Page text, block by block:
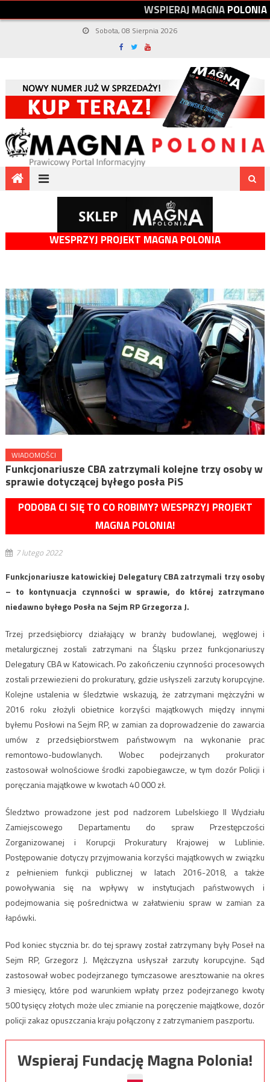
WSPIERAJMAGNAPOLONIA
Sobota, 08 Sierpnia 2026
WESPRZYJ PROJEKT MAGNA POLONIA
WIADOMOŚCI
Funkcjonariusze CBA zatrzymali kolejne trzy osoby w
sprawie dotyczącej byłego posła PiS
PODOBA CI SIĘ TO CO ROBIMY? WESPRZYJ PROJEKT
MAGNA POLONIA!
7 lutego 2022
Funkcjonariusze katowickiej Delegatury CBA zatrzymali trzy osoby
– to kontynuacja czynności w sprawie, do której zatrzymano
niedawno byłego Posła na Sejm RP Grzegorza J.
Trzej przedsiębiorcy działający w branży budowlanej, węglowej i
metalurgicznej zostali zatrzymani na Śląsku przez funkcjonariuszy
Delegatury CBA w Katowicach. Po zakończeniu czynności procesowych
zostali przewiezieni do prokuratury, gdzie usłyszeli zarzuty korupcyjne.
Kolejne ustalenia w śledztwie wskazują, że zatrzymani mężczyźni w
2016 roku złożyli obietnice korzyści majątkowych między innymi
byłemu Posłowi na Sejm RP, w zamian za doprowadzenie do zawarcia
umów z przedsiębiorstwem państwowym na wykonanie prac
remontowo-budowlanych. Wobec podejrzanych prokurator
zastosował wolnościowe środki zapobiegawcze, w tym dozór Policji i
poręczania majątkowe w kwotach 40 000 zł.
Śledztwo prowadzone jest pod nadzorem Lubelskiego II Wydziału
Zamiejscowego Departamentu do spraw Przestępczości
Zorganizowanej i Korupcji Prokuratury Krajowej w Lublinie.
Postępowanie dotyczy przyjmowania korzyści majątkowych w związku
z pełnieniem funkcji publicznej w latach 2016-2018, a także
powoływania się na wpływy w instytucjach państwowych i
podejmowania się pośrednictwa w załatwieniu spraw w zamian za
łapówki.
Pod koniec stycznia br. do tej sprawy został zatrzymany były Poseł na
Sejm RP, Grzegorz J. Mężczyzna usłyszał zarzuty korupcyjne. Sąd
zastosował wobec podejrzanego tymczasowe aresztowanie na okres
3 miesięcy, które pod warunkiem wpłaty przez podejrzanego kwoty
500 tysięcy złotych może ulec zmianie na poręczenie majątkowe, dozór
policji zakaz opuszczania kraju połączony z zatrzymaniem paszportu.
Wspieraj Fundację Magna Polonia!